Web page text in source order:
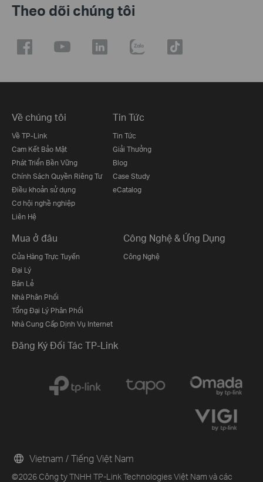
Theo dõi chúng tôi
Về chúng tôi
Về TP-Link
Cam Kết Bảo Mật
Phát Triển Bền Vững
Chính Sách Quyền Riêng Tư
Điều khoản sử dụng
Cơ hội nghề nghiệp
Liên Hệ
Tin Tức
Tin Tức
Giải Thưởng
Blog
Case Study
eCatalog
Mua ở đâu
Cửa Hàng Trực Tuyến
Đại Lý
Bán Lẻ
Nhà Phân Phối
Tổng Đại Lý Phân Phối
Nhà Cung Cấp Dịnh Vụ Internet
Công Nghệ & Ứng Dụng
Công Nghệ
Đăng Ký Đối Tác TP-Link
©2026 Công ty TNHH TP-Link Technologies Việt Nam và các
Vietnam / Tiếng Việt Nam